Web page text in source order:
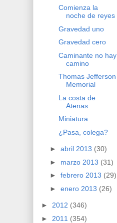
Comienza la
noche de reyes
Gravedad uno
Gravedad cero
Caminante no hay
camino
Thomas Jefferson
Memorial
La costa de
Atenas
Miniatura
¿Pasa, colega?
► abril 2013 (30)
► marzo 2013 (31)
► febrero 2013 (29)
► enero 2013 (26)
► 2012 (346)
► 2011 (354)